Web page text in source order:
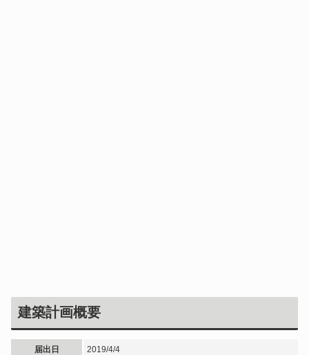
建築計画概要
届出日 2019/4/4